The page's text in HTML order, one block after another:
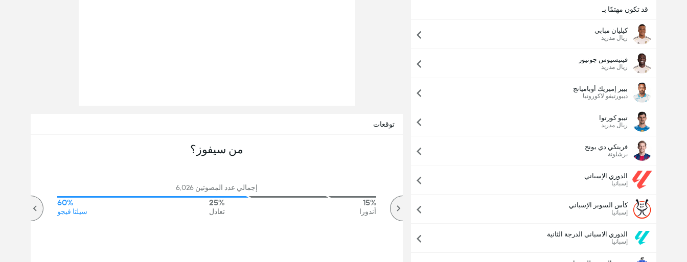
قد تكون مهتمًا بـ
كيليان مبابي
ريال مدريد
فينيسيوس جونيور
ريال مدريد
بيير إميريك أوباميانج
ديبورتيفو لاكورونيا
تيبو كورتوا
ريال مدريد
فرينكي دي يونج
برشلونة
الدوري الإسباني
إسبانيا
كأس السوبر الإسباني
إسبانيا
الدوري الاسباني الدرجة الثانية
إسبانيا
توقعات
من سيفوز؟
إجمالي عدد المصوتين 6,026
15%
أندورا
25%
تعادل
60%
سيلتا فيجو
عدد الاهداف (2.5)